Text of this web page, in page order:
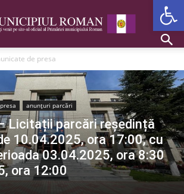
de presa
anunțuri parcări
Licitații parcări reședință
10.04.2025, ora 17:00, cu
03.04.2025, ora 8:30
ora 12:00